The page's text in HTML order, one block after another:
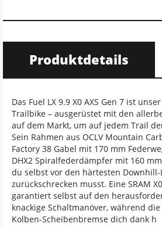
Produktdetails
Das Fuel LX 9.9 X0 AXS Gen 7 ist
Trailbike – ausgerüstet mit den
auf dem Markt, um auf jedem Trail
Sein Rahmen aus OCLV Mountain
Factory 38 Gabel mit 170 mm
DHX2 Spiralfederdämpfer mit 160
du selbst vor den härtesten
zurückschrecken musst. Eine SRAM
garantiert selbst auf den
knackige Schaltmanöver, während die
Kolben-Scheibenbremse dich dank h